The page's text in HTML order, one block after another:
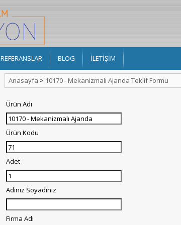
REFERANSLAR BLOG İLETİŞİM
Anasayfa > 10170 - Mekanizmalı Ajanda Teklif Formu
Ürün Adı
Ürün Kodu
Adet
Adınız Soyadınız
Firma Adı